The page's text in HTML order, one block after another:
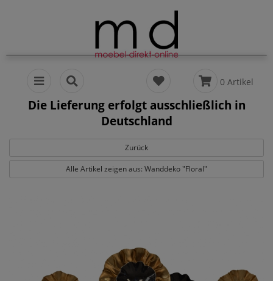
0 Artikel
Die Lieferung erfolgt ausschließlich in
Deutschland
Zurück
Alle Artikel zeigen aus: Wanddeko "Floral"